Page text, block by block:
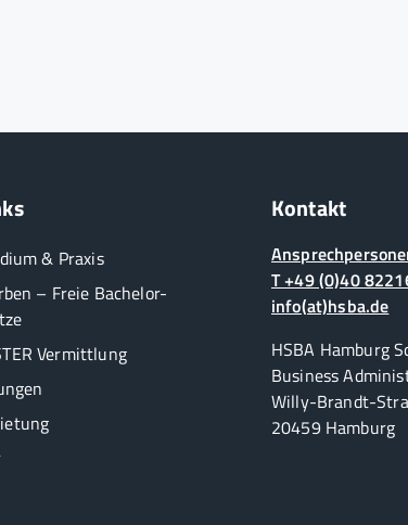
& Praxis
– Freie Bachelor-
Vermittlung
Kontakt
T +49 (0)40
info(at)hsba.de
HSBA Hamburg
Business
Willy-Brandt-
20459 Hamburg